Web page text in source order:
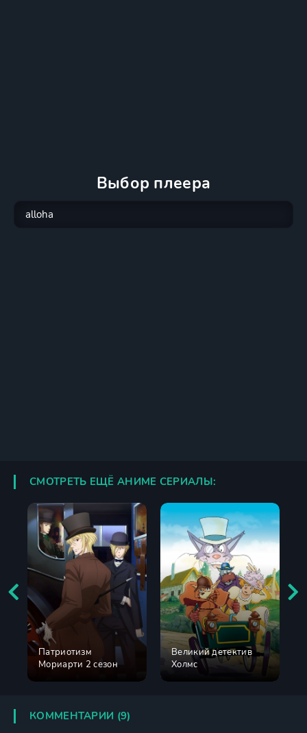
Выбор плеера
СМОТРЕТЬ ЕЩЁ АНИМЕ СЕРИАЛЫ:
Патриотизм
Мориарти 2 сезон
Великий детектив
Холмс
КОММЕНТАРИИ (9)